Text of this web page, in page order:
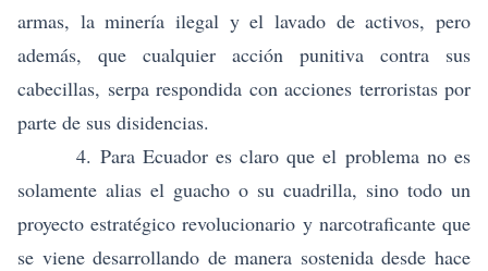
armas, la minería ilegal y el lavado de activos, pero
además, que cualquier acción punitiva contra sus
cabecillas, serpa respondida con acciones terroristas por
parte de sus disidencias.
4. Para Ecuador es claro que el problema no es
solamente alias el guacho o su cuadrilla, sino todo un
proyecto estratégico revolucionario y narcotraficante que
se viene desarrollando de manera sostenida desde hace